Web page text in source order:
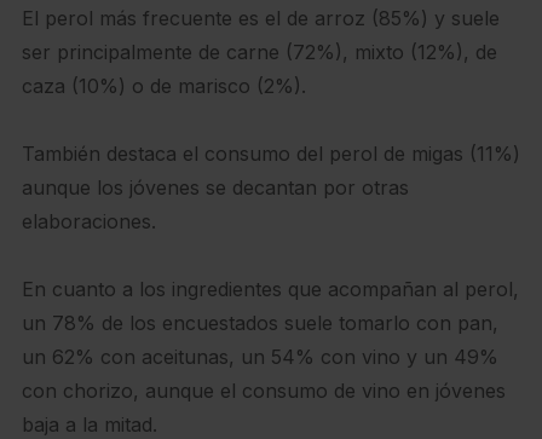
El perol más frecuente es el de arroz (85%) y suele
ser principalmente de carne (72%), mixto (12%), de
caza (10%) o de marisco (2%).
También destaca el consumo del perol de migas (11%)
aunque los jóvenes se decantan por otras
elaboraciones.
En cuanto a los ingredientes que acompañan al perol,
un 78% de los encuestados suele tomarlo con pan,
un 62% con aceitunas, un 54% con vino y un 49%
con chorizo, aunque el consumo de vino en jóvenes
baja a la mitad.